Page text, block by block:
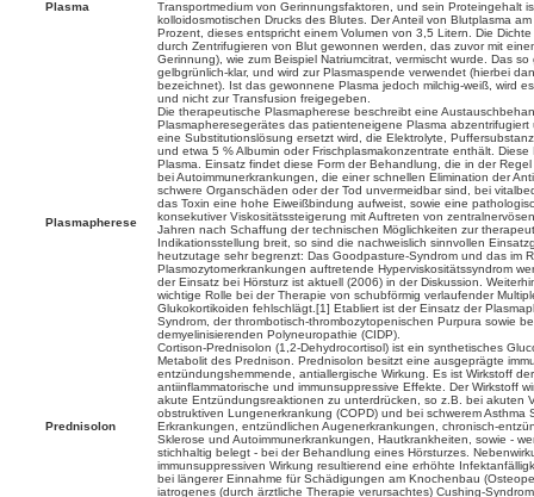
Plasma
Transportmedium von Gerinnungsfaktoren, und sein Proteingehalt
kolloidosmotischen Drucks des Blutes. Der Anteil von Blutplasma
Prozent, dieses entspricht einem Volumen von 3,5 Litern. Die
durch Zentrifugieren von Blut gewonnen werden, das zuvor mit
Gerinnung), wie zum Beispiel Natriumcitrat, vermischt wurde. Das
gelbgrünlich-klar, und wird zur Plasmaspende verwendet (hierbei
bezeichnet). Ist das gewonnene Plasma jedoch milchig-weiß, wird
und nicht zur Transfusion freigegeben.
Plasmapherese
Die therapeutische Plasmapherese beschreibt eine
Plasmapheresegerätes das patienteneigene Plasma
eine Substitutionslösung ersetzt wird, die Elektrolyte,
und etwa 5 % Albumin oder Frischplasmakonzentrate enthält.
Plasma. Einsatz findet diese Form der Behandlung, die in der
bei Autoimmunerkrankungen, die einer schnellen Elimination der
schwere Organschäden oder der Tod unvermeidbar sind, bei
das Toxin eine hohe Eiweißbindung aufweist, sowie eine
konsekutiver Viskositätssteigerung mit Auftreten von
Jahren nach Schaffung der technischen Möglichkeiten zur
Indikationsstellung breit, so sind die nachweislich sinnvollen
heutzutage sehr begrenzt: Das Goodpasture-Syndrom und das im
Plasmozytomerkrankungen auftretende Hyperviskositätssyndrom
der Einsatz bei Hörsturz ist aktuell (2006) in der Diskussion.
wichtige Rolle bei der Therapie von schubförmig verlaufender
Glukokortikoiden fehlschlägt.[1] Etabliert ist der Einsatz der
Syndrom, der thrombotisch-thrombozytopenischen Purpura sowie
demyelinisierenden Polyneuropathie (CIDP).
Prednisolon
Cortison-Prednisolon (1,2-Dehydrocortisol) ist ein synthetisches
Metabolit des Prednison. Prednisolon besitzt eine ausgeprägte
entzündungshemmende, antiallergische Wirkung. Es ist Wirkstoff
antiinflammatorische und immunsuppressive Effekte. Der Wirkstoff
akute Entzündungsreaktionen zu unterdrücken, so z.B. bei akuten
obstruktiven Lungenerkrankung (COPD) und bei schwerem Asthma
Erkrankungen, entzündlichen Augenerkrankungen, chronisch-
Sklerose und Autoimmunerkrankungen, Hautkrankheiten, sowie -
stichhaltig belegt - bei der Behandlung eines Hörsturzes.
immunsuppressiven Wirkung resultierend eine erhöhte
bei längerer Einnahme für Schädigungen am Knochenbau
iatrogenes (durch ärztliche Therapie verursachtes) Cushing-